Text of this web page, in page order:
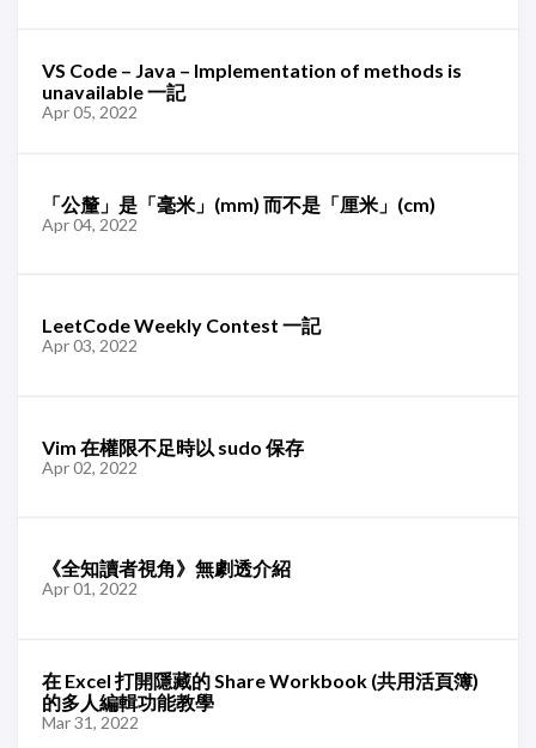
VS Code – Java – Implementation of methods is
unavailable 一記
Apr 05, 2022
「公釐」是「毫米」(mm) 而不是「厘米」(cm)
Apr 04, 2022
LeetCode Weekly Contest 一記
Apr 03, 2022
Vim 在權限不足時以 sudo 保存
Apr 02, 2022
《全知讀者視角》無劇透介紹
Apr 01, 2022
在 Excel 打開隱藏的 Share Workbook (共用活頁簿)
的多人編輯功能教學
Mar 31, 2022